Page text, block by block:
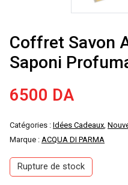
Coffret Savon
Saponi
6500 DA
Catégories : Idées Cadeaux,
Marque : ACQUA DI PARMA
Rupture de stock